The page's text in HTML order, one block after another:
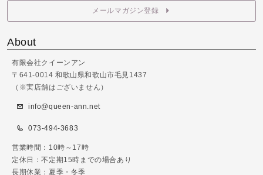
メールマガジン登録
About
有限会社クイーンアン
〒641-0014 和歌山県和歌山市毛見1437
（※実店舗はございません）
info@queen-ann.net
073-494-3683
営業時間：10時～17時
定休日：不定期15時までの場合あり
長期休業：夏季・冬季